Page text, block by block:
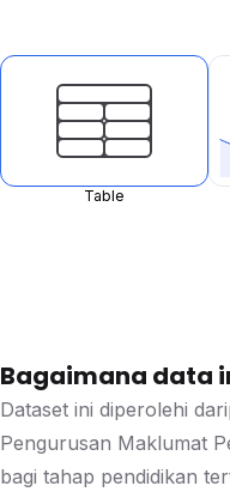
Table
Bagaimana data
Dataset ini diperolehi
Pengurusan Maklumat
bagi tahap pendidikan